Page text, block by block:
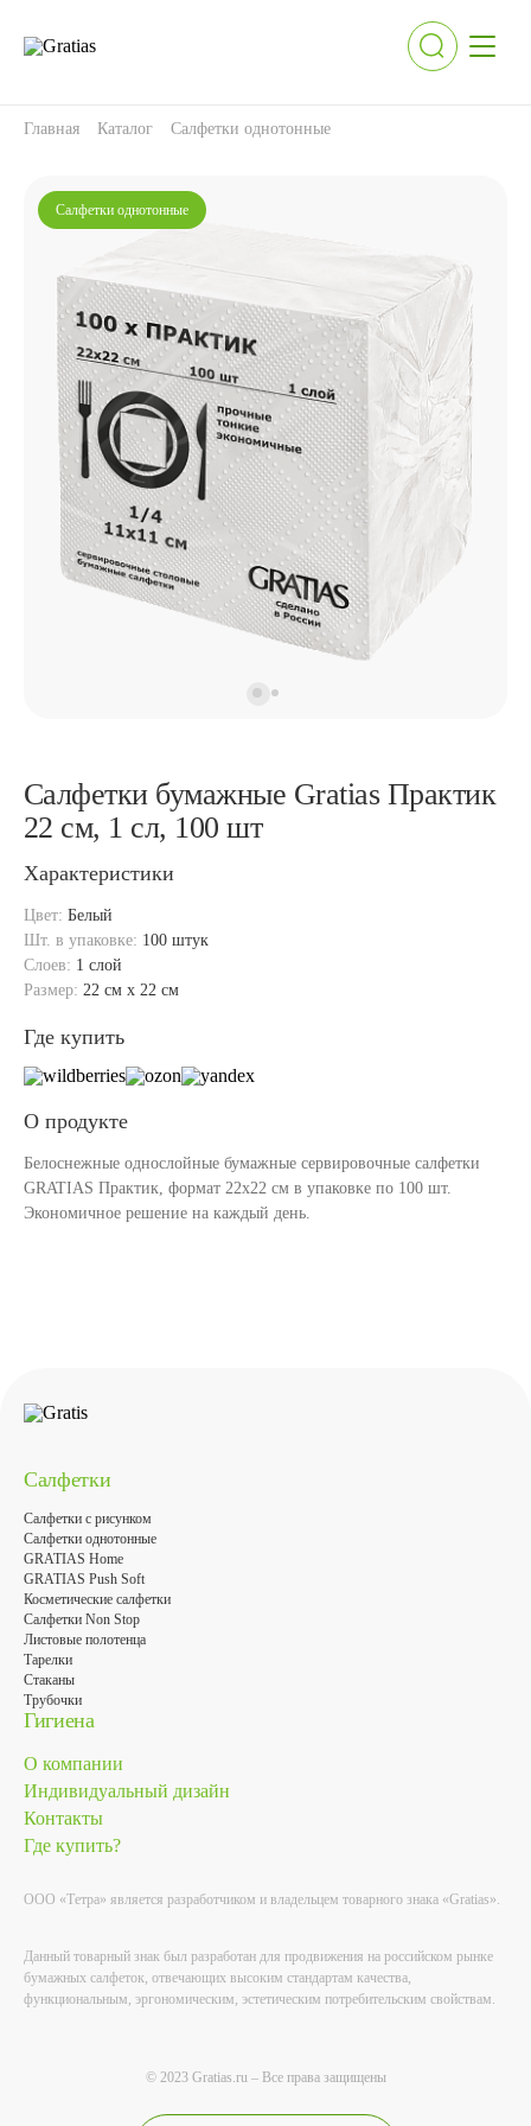
Главная Каталог Салфетки однотонные
Салфетки однотонные
Салфетки бумажные Gratias Практик
22 см, 1 сл, 100 шт
Характеристики
Цвет: Белый
Шт. в упаковке: 100 штук
Слоев: 1 слой
Размер: 22 см x 22 см
Где купить
О продукте
Белоснежные однослойные бумажные сервировочные салфетки
GRATIAS Практик, формат 22х22 см в упаковке по 100 шт.
Экономичное решение на каждый день.
Салфетки
Салфетки с рисунком
Салфетки однотонные
GRATIAS Home
GRATIAS Push Soft
Косметические салфетки
Салфетки Non Stop
Листовые полотенца
Тарелки
Стаканы
Трубочки
Гигиена
О компании
Индивидуальный дизайн
Контакты
Где купить?
ООО «Тетра» является разработчиком и владельцем товарного знака «Gratias».
Данный товарный знак был разработан для продвижения на российском рынке
бумажных салфеток, отвечающих высоким стандартам качества,
функциональным, эргономическим, эстетическим потребительским свойствам.
© 2023 Gratias.ru – Все права защищены